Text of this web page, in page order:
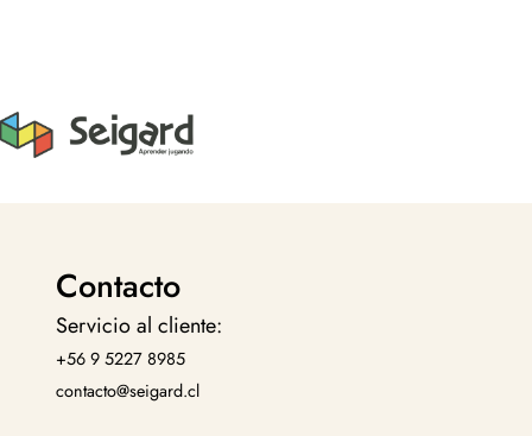
Contacto
Servicio al cliente:
+56 9 5227 8985
contacto@seigard.cl